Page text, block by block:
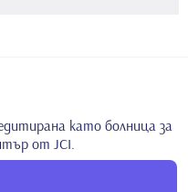
като болница за
от JCI.